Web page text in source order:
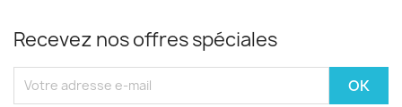
Recevez nos offres spéciales